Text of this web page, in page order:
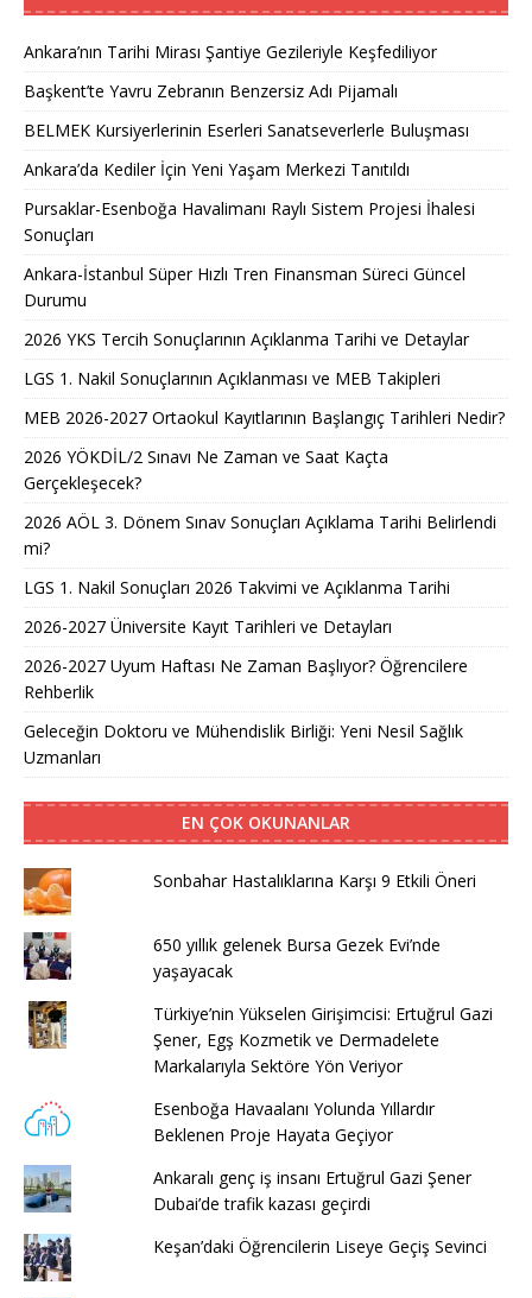
Ankara’nın Tarihi Mirası Şantiye Gezileriyle Keşfediliyor
Başkent’te Yavru Zebranın Benzersiz Adı Pijamalı
BELMEK Kursiyerlerinin Eserleri Sanatseverlerle Buluşması
Ankara’da Kediler İçin Yeni Yaşam Merkezi Tanıtıldı
Pursaklar-Esenboğa Havalimanı Raylı Sistem Projesi İhalesi
Sonuçları
Ankara-İstanbul Süper Hızlı Tren Finansman Süreci Güncel
Durumu
2026 YKS Tercih Sonuçlarının Açıklanma Tarihi ve Detaylar
LGS 1. Nakil Sonuçlarının Açıklanması ve MEB Takipleri
MEB 2026-2027 Ortaokul Kayıtlarının Başlangıç Tarihleri Nedir?
2026 YÖKDİL/2 Sınavı Ne Zaman ve Saat Kaçta
Gerçekleşecek?
2026 AÖL 3. Dönem Sınav Sonuçları Açıklama Tarihi Belirlendi
mi?
LGS 1. Nakil Sonuçları 2026 Takvimi ve Açıklanma Tarihi
2026-2027 Üniversite Kayıt Tarihleri ve Detayları
2026-2027 Uyum Haftası Ne Zaman Başlıyor? Öğrencilere
Rehberlik
Geleceğin Doktoru ve Mühendislik Birliği: Yeni Nesil Sağlık
Uzmanları
EN ÇOK OKUNANLAR
Sonbahar Hastalıklarına Karşı 9 Etkili Öneri
650 yıllık gelenek Bursa Gezek Evi’nde
yaşayacak
Türkiye’nin Yükselen Girişimcisi: Ertuğrul Gazi
Şener, Egş Kozmetik ve Dermadelete
Markalarıyla Sektöre Yön Veriyor
Esenboğa Havaalanı Yolunda Yıllardır
Beklenen Proje Hayata Geçiyor
Ankaralı genç iş insanı Ertuğrul Gazi Şener
Dubai’de trafik kazası geçirdi
Keşan’daki Öğrencilerin Liseye Geçiş Sevinci